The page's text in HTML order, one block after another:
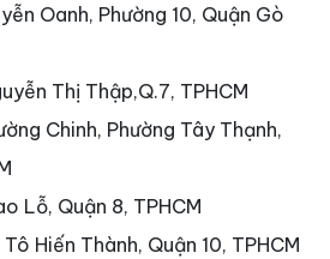
Oanh, Phường 10, Quận Gò
Thị Thập,Q.7, TPHCM
Chinh, Phường Tây Thạnh,
Lỗ, Quận 8, TPHCM
Hiến Thành, Quận 10, TPHCM